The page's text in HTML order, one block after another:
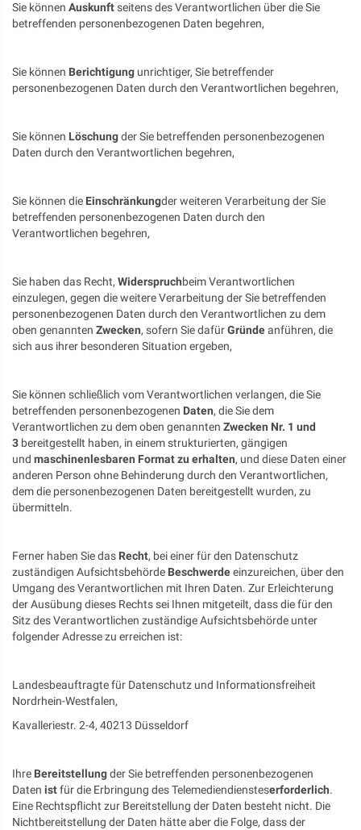
Sie können Auskunftseitens des Verantwortlichen über die Sie
betreffenden personenbezogenen Daten begehren,
Sie können Berichtigung unrichtiger, Sie betreffender
personenbezogenen Daten durch den Verantwortlichen begehren,
Sie können Löschungder Sie betreffenden personenbezogenen
Daten durch den Verantwortlichen begehren,
Sie können die Einschränkungder weiteren Verarbeitung der Sie
betreffenden personenbezogenen Daten durch den
Verantwortlichen begehren,
Sie haben das Recht, Widerspruchbeim Verantwortlichen
einzulegen, gegen die weitere Verarbeitung der Sie betreffenden
personenbezogenen Daten durch den Verantwortlichen zu dem
oben genannten Zwecken, sofern Sie dafürGründeanführen, die
sich aus ihrer besonderen Situation ergeben,
Sie können schließlich vom Verantwortlichen verlangen, die Sie
betreffenden personenbezogenen Daten, die Sie dem
Verantwortlichen zu dem oben genannten Zwecken Nr. 1 und
3 bereitgestellt haben, in einem strukturierten, gängigen
und maschinenlesbaren Format zu erhalten, und diese Daten einer
anderen Person ohne Behinderung durch den Verantwortlichen,
dem die personenbezogenen Daten bereitgestellt wurden, zu
übermitteln.
Ferner haben Sie das Recht, bei einer für den Datenschutz
zuständigen Aufsichtsbehörde Beschwerdeeinzureichen, über den
Umgang des Verantwortlichen mit Ihren Daten. Zur Erleichterung
der Ausübung dieses Rechts sei Ihnen mitgeteilt, dass die für den
Sitz des Verantwortlichen zuständige Aufsichtsbehörde unter
folgender Adresse zu erreichen ist:
Landesbeauftragte für Datenschutz und Informationsfreiheit
Nordrhein-Westfalen,
Kavalleriestr. 2-4, 40213 Düsseldorf
Ihre Bereitstellungder Sie betreffenden personenbezogenen
Daten istfür die Erbringung des Telemediendiensteserforderlich.
Eine Rechtspflicht zur Bereitstellung der Daten besteht nicht. Die
Nichtbereitstellung der Daten hätte aber die Folge, dass der